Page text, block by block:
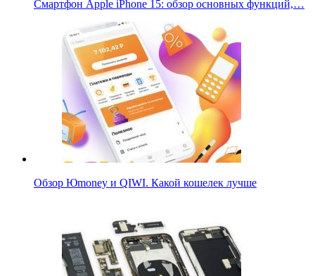
Смартфон Apple iPhone 15: обзор основных функций,…
Обзор Юmoney и QIWI. Какой кошелек лучше